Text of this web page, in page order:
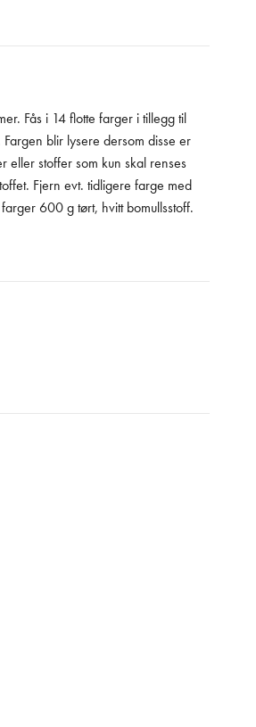
Fås i 14 flotte farger i tillegg til
blir lysere dersom disse er
eller stoffer som kun skal renses
Fjern evt. tidligere farge med
600 g tørt, hvitt bomullsstoff.